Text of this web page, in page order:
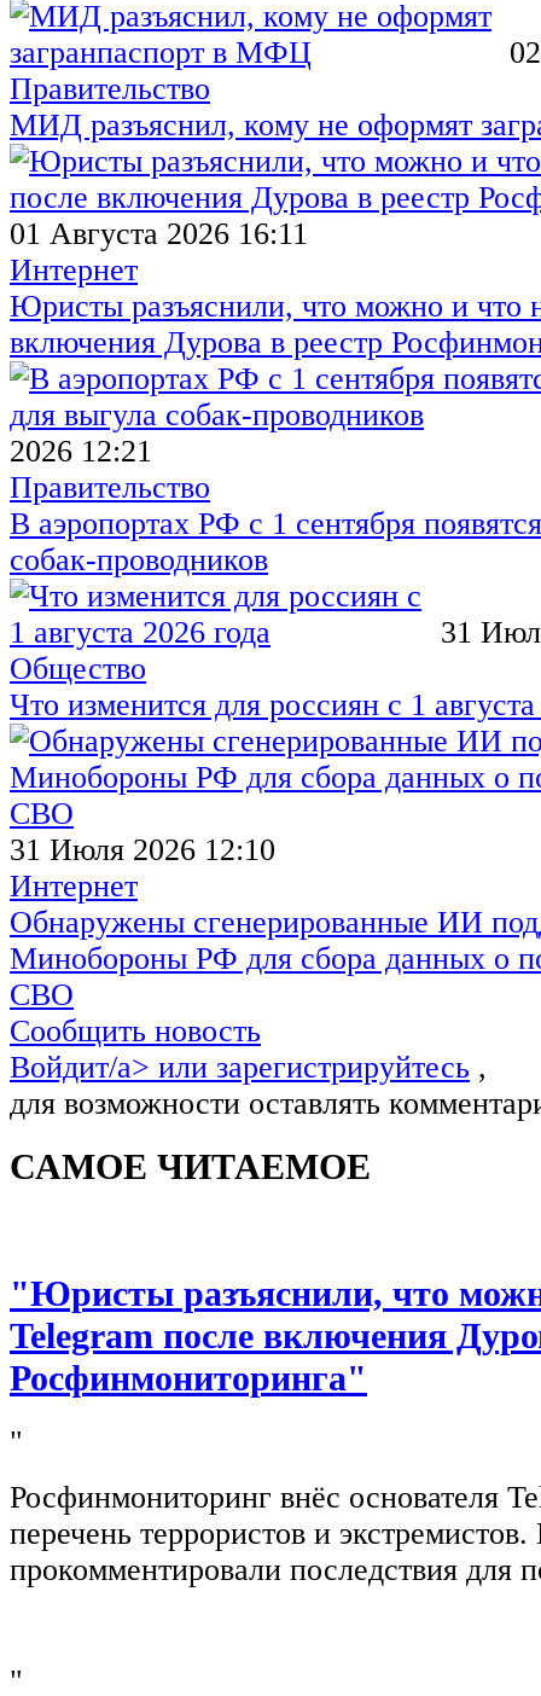
Правительство
МИД разъяснил, кому не оформят
01 Августа 2026 16:11
Интернет
Юристы разъяснили, что можно и что
включения Дурова в реестр
2026 12:21
Правительство
В аэропортах РФ с 1 сентября
собак-проводников
31
Общество
Что изменится для россиян с 1
31 Июля 2026 12:10
Интернет
Обнаружены сгенерированные ИИ
Минобороны РФ для сбора данных о
СВО
Сообщить новость
Войдит/a> или зарегистрируйтесь ,
для возможности оставлять
САМОЕ ЧИТАЕМОЕ
"Юристы разъяснили, что
Telegram после включения
Росфинмониторинга"
"
Росфинмониторинг внёс основателя
перечень террористов и
прокомментировали последствия для
"